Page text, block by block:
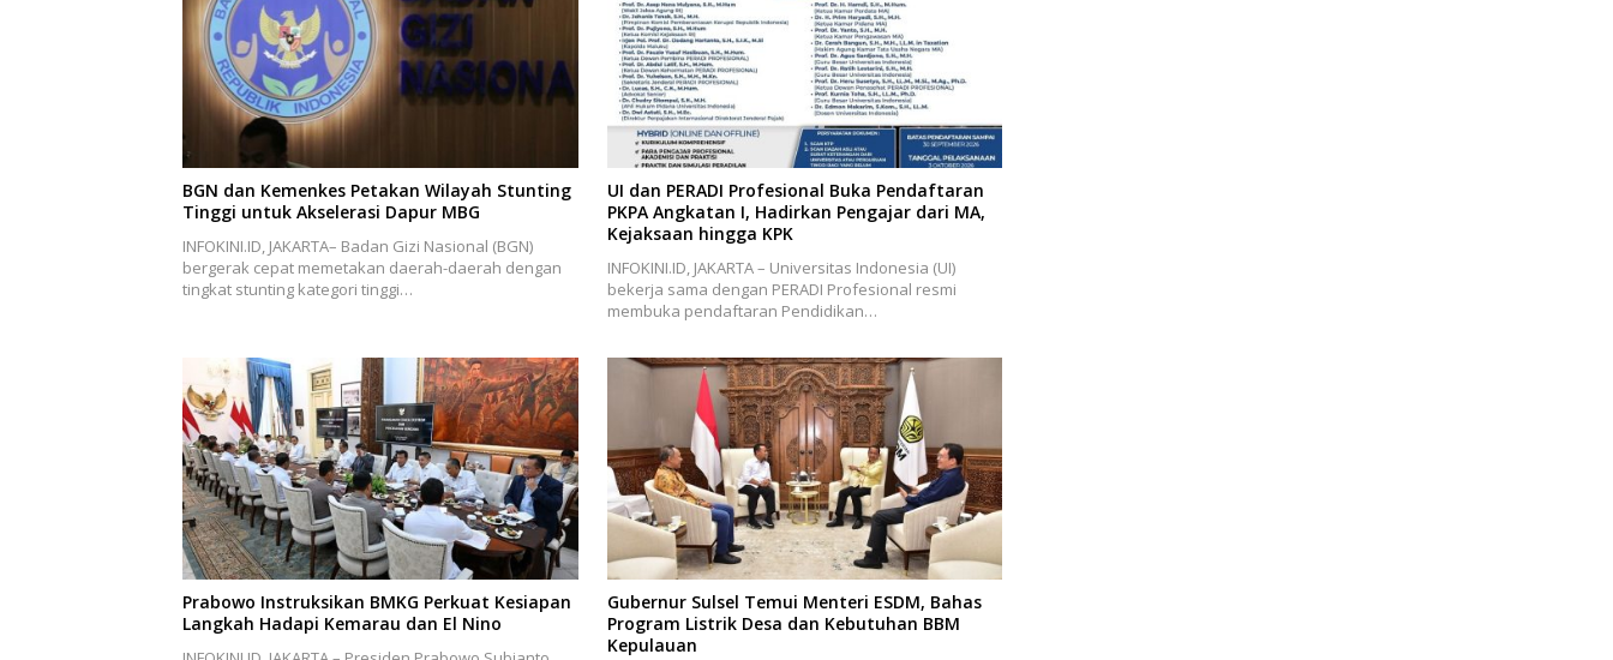
BGN dan Kemenkes Petakan Wilayah Stunting
Tinggi untuk Akselerasi Dapur MBG
INFOKINI.ID, JAKARTA– Badan Gizi Nasional (BGN)
bergerak cepat memetakan daerah-daerah dengan
tingkat stunting kategori tinggi…
UI dan PERADI Profesional Buka Pendaftaran
PKPA Angkatan I, Hadirkan Pengajar dari MA,
Kejaksaan hingga KPK
INFOKINI.ID, JAKARTA – Universitas Indonesia (UI)
bekerja sama dengan PERADI Profesional resmi
membuka pendaftaran Pendidikan…
Prabowo Instruksikan BMKG Perkuat Kesiapan
Langkah Hadapi Kemarau dan El Nino
Gubernur Sulsel Temui Menteri ESDM, Bahas
Program Listrik Desa dan Kebutuhan BBM
Kepulauan